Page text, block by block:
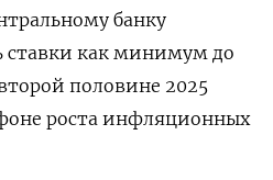
банку
ставки как минимум до
половине 2025
роста инфляционных